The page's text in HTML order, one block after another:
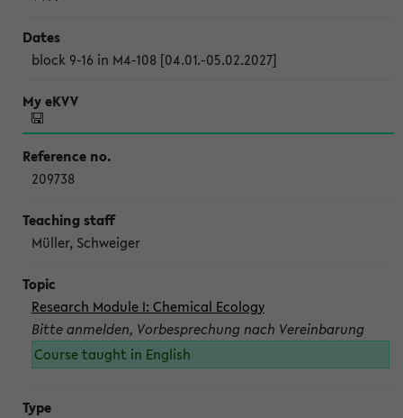
block 9-16 in M4-108 [04.01.-05.02.2027]
209738
Müller, Schweiger
Research Module I: Chemical Ecology
Bitte anmelden, Vorbesprechung nach Vereinbarung
Course taught in English